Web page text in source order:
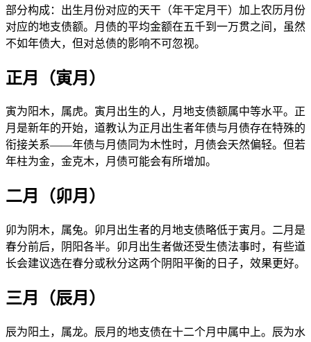
部分构成：出生月份对应的天干（年干定月干）加上农历月份
对应的地支债额。月债的平均金额在五千到一万贯之间，虽然
不如年债大，但对总债的影响不可忽视。
正月（寅月）
寅为阳木，属虎。寅月出生的人，月地支债额属中等水平。正
月是新年的开始，道教认为正月出生者年债与月债存在特殊的
衔接关系——年债与月债同为木性时，月债会天然偏轻。但若
年柱为金，金克木，月债可能会有所增加。
二月（卯月）
卯为阴木，属兔。卯月出生者的月地支债略低于寅月。二月是
春分前后，阴阳各半。卯月出生者做还受生债法事时，有些道
长会建议选在春分或秋分这两个阴阳平衡的日子，效果更好。
三月（辰月）
辰为阳土，属龙。辰月的地支债在十二个月中属中上。辰为水